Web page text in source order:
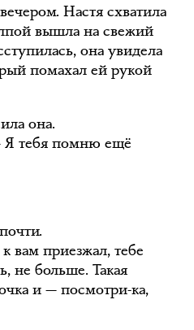
Настя схватила
вышла на свежий
она увидела
помахал ей рукой
она.
Я тебя помню ещё
вам приезжал, тебе
не больше. Такая
и — посмотри-ка,